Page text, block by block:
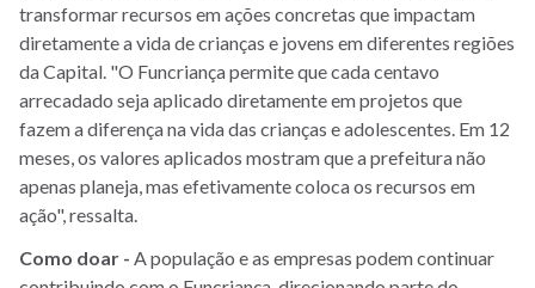
transformar recursos em ações concretas que impactam
diretamente a vida de crianças e jovens em diferentes regiões
da Capital. "O Funcriança permite que cada centavo
arrecadado seja aplicado diretamente em projetos que
fazem a diferença na vida das crianças e adolescentes. Em 12
meses, os valores aplicados mostram que a prefeitura não
apenas planeja, mas efetivamente coloca os recursos em
ação", ressalta.
Como doar - A população e as empresas podem continuar